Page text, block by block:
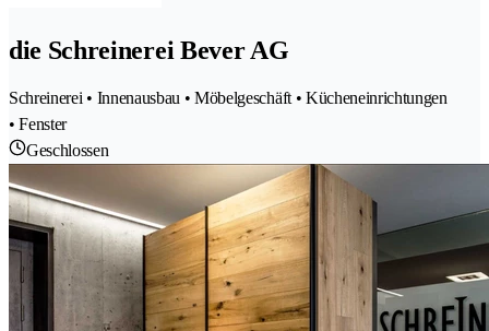
die Schreinerei Bever AG
Schreinerei • Innenausbau • Möbelgeschäft • Kücheneinrichtungen
• Fenster
Geschlossen